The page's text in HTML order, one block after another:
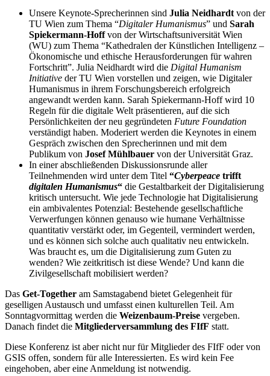
Unsere Keynote-Sprecherinnen sind Julia Neidhardtvon der
TU Wien zum Thema “Digitaler Humanismus” und Sarah
Spiekermann-Hoffvon der Wirtschaftsuniversität Wien
(WU) zum Thema “Kathedralen der Künstlichen Intelligenz –
Ökonomische und ethische Herausforderungen für wahren
Fortschritt”. Julia Neidhardt wird die Digital Humanism
Initiative der TU Wien vorstellen und zeigen, wie Digitaler
Humanismus in ihrem Forschungsbereich erfolgreich
angewandt werden kann. Sarah Spiekermann-Hoff wird 10
Regeln für die digitale Welt präsentieren, auf die sich
Persönlichkeiten der neu gegründeten Future Foundation
verständigt haben. Moderiert werden die Keynotes in einem
Gespräch zwischen den Sprecherinnen und mit dem
Publikum von Josef Mühlbauer von der Universität Graz.
In einer abschließenden Diskussionsrunde aller
Teilnehmenden wird unter dem Titel “Cyberpeace trifft
digitalen Humanismus“ die Gestaltbarkeit der Digitalisierung
kritisch untersucht. Wie jede Technologie hat Digitalisierung
ein ambivalentes Potenzial: Bestehende gesellschaftliche
Verwerfungen können genauso wie humane Verhältnisse
quantitativ verstärkt oder, im Gegenteil, vermindert werden,
und es können sich solche auch qualitativ neu entwickeln.
Was braucht es, um die Digitalisierung zum Guten zu
wenden? Wie zeitkritisch ist diese Wende? Und kann die
Zivilgesellschaft mobilisiert werden?
Das Get-Together am Samstagabend bietet Gelegenheit für
geselligen Austausch und umfasst einen kulturellen Teil. Am
Sonntagvormittag werden die Weizenbaum-Preise vergeben.
Danach findet die Mitgliederversammlung des FIfF statt.
Diese Konferenz ist aber nicht nur für Mitglieder des FIfF oder von
GSIS offen, sondern für alle Interessierten. Es wird kein Fee
eingehoben, aber eine Anmeldung ist notwendig.